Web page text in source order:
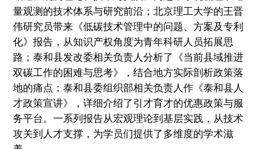
量观测的技术体系与研究前沿；北京理工大学的王晋
伟研究员带来《低碳技术管理中的问题、方案及专利
化》报告，从知识产权角度为青年科研人员拓展思
路；泰和县发改委相关负责人分析了《当前县域推进
双碳工作的困难与思考》，结合地方实际剖析政策落
地的痛点；泰和县委组织部相关负责人作《泰和县人
才政策宣讲》，详细介绍了引才育才的优惠政策与服
务平台。一系列报告从宏观理论到基层实践，从技术
攻关到人才支撑，为学员们提供了多维度的学术滋